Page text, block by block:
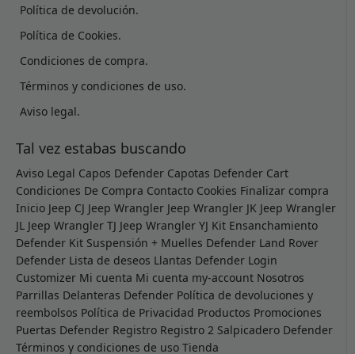
Política de devolución.
Política de Cookies.
Condiciones de compra.
Términos y condiciones de uso.
Aviso legal.
Tal vez estabas buscando
Aviso Legal Capos Defender Capotas Defender Cart
Condiciones De Compra Contacto Cookies Finalizar compra
Inicio Jeep CJ Jeep Wrangler Jeep Wrangler JK Jeep Wrangler
JL Jeep Wrangler TJ Jeep Wrangler YJ Kit Ensanchamiento
Defender Kit Suspensión + Muelles Defender Land Rover
Defender Lista de deseos Llantas Defender Login
Customizer Mi cuenta Mi cuenta my-account Nosotros
Parrillas Delanteras Defender Política de devoluciones y
reembolsos Política de Privacidad Productos Promociones
Puertas Defender Registro Registro 2 Salpicadero Defender
Términos y condiciones de uso Tienda